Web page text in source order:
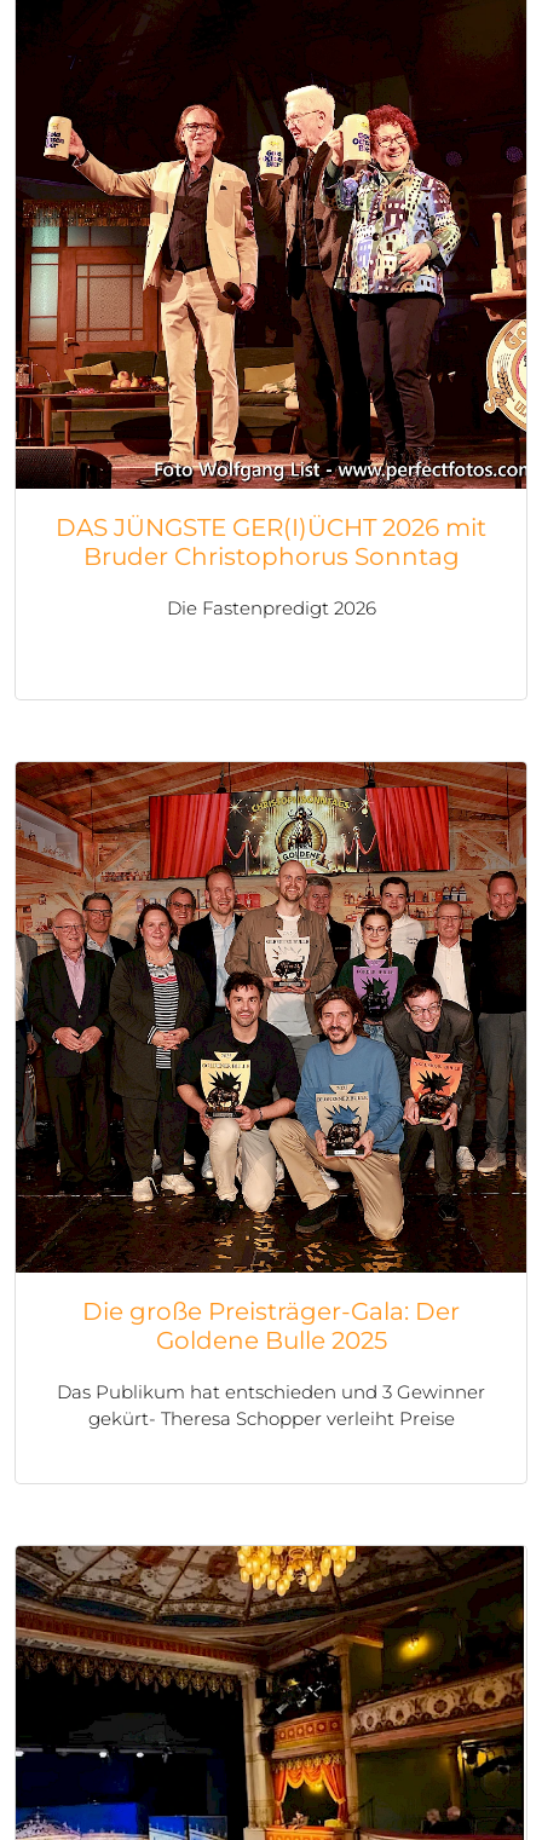
DAS JÜNGSTE GER(I)ÜCHT 2026 mit
Bruder Christophorus Sonntag
Die Fastenpredigt 2026
Die große Preisträger-Gala: Der
Goldene Bulle 2025
Das Publikum hat entschieden und 3 Gewinner
gekürt- Theresa Schopper verleiht Preise